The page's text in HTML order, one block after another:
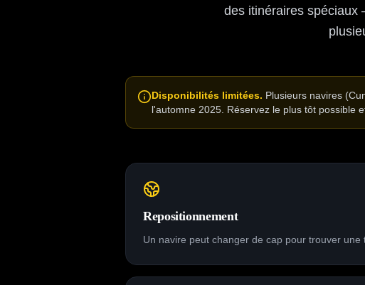
des itinéraires spéciaux
Disponibilités limitées. Plusieurs navires
l'automne 2025. Réservez le plus tôt possible
Repositionnement
Un navire peut changer de cap pour trouver